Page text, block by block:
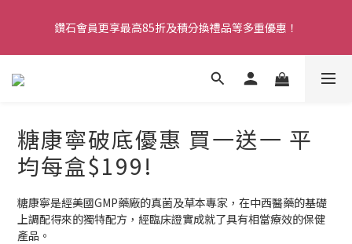
店9折！
鑽石會員更享最高85折及積分換禮品等多重優惠！
購物滿HK$299即享免費香港本地送貨服務。注冊新會員，即享全
糖康寧破底優惠 買一送一 平
均每盒$199!
糖康寧是經美國GMP藥廠的真菌及草本專家，在中西醫藥的基礎
上調配得來的獨特配方，經臨床證實成就了具有相當療效的保健
產品。